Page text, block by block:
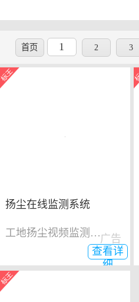
首页 1 2 3
扬尘在线监测系统
工地扬尘视频监测系统
查看详
细
广告